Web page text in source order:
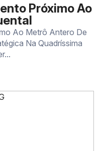
Próximo Ao
Ao Metrô Antero De
Na Quadríssima